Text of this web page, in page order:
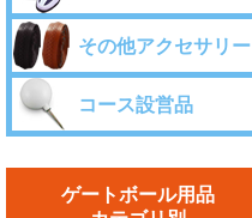
その他アクセサリー
コース設営品
ゲートボール用品